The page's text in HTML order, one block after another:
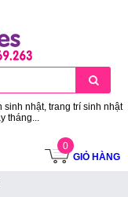
nhật, trang trí sinh nhật
tháng...
0
GIỎ HÀNG